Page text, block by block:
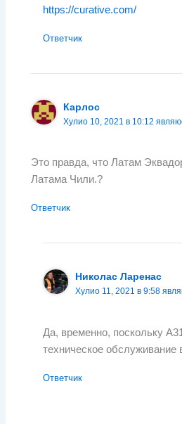
https://curative.com/
Ответчик
Карлос
Хулио 10, 2021 в 10:12
Это правда, что Латам
Латама Чили.?
Ответчик
Николас Ларенас
Хулио 11, 2021 в 9:58
Да, временно, поскольку
техническое обслуживание
Ответчик